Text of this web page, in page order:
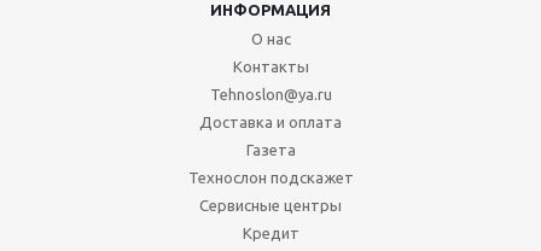
ИНФОРМАЦИЯ
О нас
Контакты
Tehnoslon@ya.ru
Доставка и оплата
Газета
Технослон подскажет
Сервисные центры
Кредит